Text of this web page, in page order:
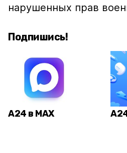
нарушенных прав
Подпишись!
А24 в MAX